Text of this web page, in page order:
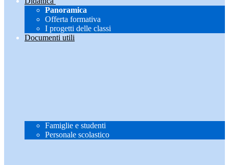
Panoramica
Offerta formativa
I progetti delle classi
Documenti utili
Famiglie e studenti
Personale scolastico